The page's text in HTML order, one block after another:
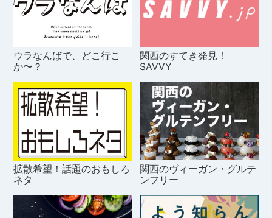
ウラなんばで、どこ行こ
か〜？
関西のすてき発見！
SAVVY
拡散希望！話題のおもしろ
ネタ
関西のヴィーガン・グルテ
ンフリー